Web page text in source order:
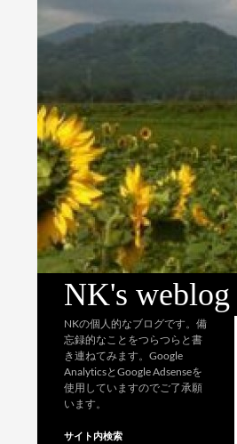
NK's weblog
NKの個人的なブログです。備
忘録的なことをつらつらと書
き連ねてみます。Google
AnalyticsとGoogle Adsenseを
使用していますのでご了承願
います。
サイト内検索